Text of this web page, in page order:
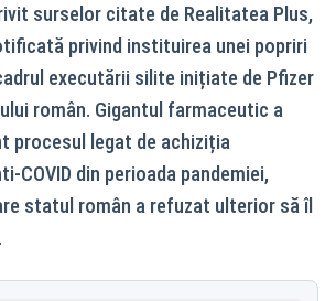
surselor citate de Realitatea Plus,
privind instituirea unei popriri
executării silite inițiate de Pfizer
român. Gigantul farmaceutic a
procesul legat de achiziția
din perioada pandemiei,
statul român a refuzat ulterior să îl